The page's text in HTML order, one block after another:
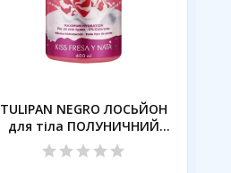
TULIPAN NEGRO ЛОСЬЙОН
для тіла ПОЛУНИЧНИЙ
КРЕМ,...